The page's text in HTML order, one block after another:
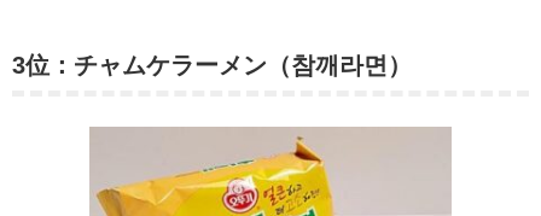
3位：チャムケラーメン（참깨라면）